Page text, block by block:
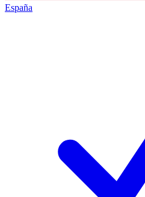
España